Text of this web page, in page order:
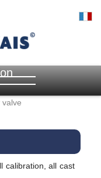
valve
calibration, all cast